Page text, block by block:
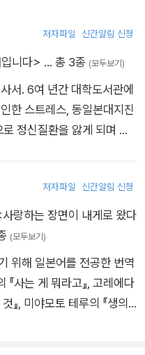
이나 도서관에 오는 사람
무언가를 되돌려줍니다. 시
주고, 길에서 주운 소형 라
들려주고, 청소를 도와주고,
를 해주는 등 실로 다채로운
입니다. 이는 조제 보베의
하고 어째서 이런 순환이 생
기억이 하나 떠오릅니다. 처
도서관에서 일하던 때였
게도 그때 카운터의 연필
제 필통에서 볼펜을 꺼내 건
인 물건을 빌리는 건 좀......˝
는 공간에 모이는 것도 사람
도 괜찮습니다. 그런 흔들림
이야기할 때 자신감을 가
아쉬움이 남았습니다. 하지
있습니다.
써서 가게에 걸어두는 멋
는 것만으로 커뮤니케이션의
이용 규칙을 붙여두지 않을
좋아요˝ 하고 조언하기보
외롭지만, 누군가는 기어코
저자파일 신간알림 신청
니다> … 총 3종 (모두보기)
서. 6여 년간 대학도서관에
한 스트레스, 동일본대지진
정신질환을 앓게 되며 몸
이와 함께 나라현 히가시요
고택에서 루차 리브로를
송 ‘오므라이스 라디오’를
눈다. 저서로 《피안의 도
학 노트 1~4》(공저), 《책이
저자파일 신간알림 신청
랑하는 장면이 내게로 왔다
(모두보기)
위해 일본어를 전공한 번역
사는 게 뭐라고』, 고레에다
』, 미야모토 테루의 『생의